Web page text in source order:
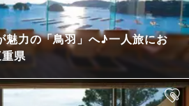
魅力の「鳥羽」へ♪一人旅にお
県